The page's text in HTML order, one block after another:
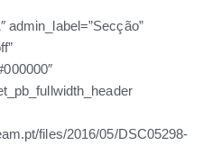
admin_label=”Secção”
files/2016/05/DSC05298-